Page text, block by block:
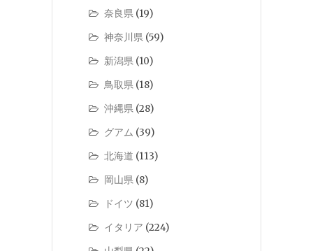
奈良県 (19)
神奈川県 (59)
新潟県 (10)
鳥取県 (18)
沖縄県 (28)
グアム (39)
北海道 (113)
岡山県 (8)
ドイツ (81)
イタリア (224)